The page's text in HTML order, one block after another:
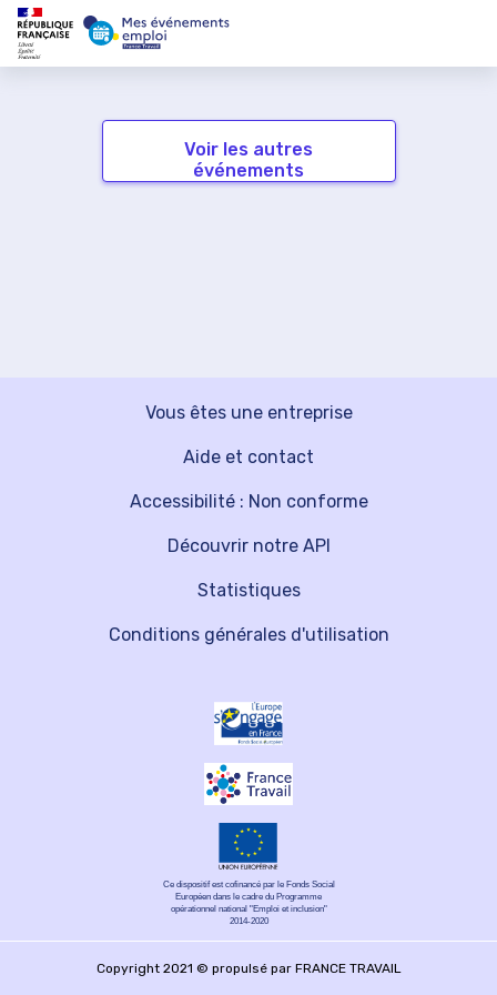
Voir les autres
événements
Vous êtes une entreprise
Découvrir notre API
Aide et contact
Statistiques
Accessibilité : Non conforme
Conditions générales d'utilisation
Ce dispositif est cofinancé par le Fonds Social
Européen dans le cadre du Programme
opérationnel national "Emploi et inclusion"
2014-2020
Copyright 2021 © propulsé par FRANCE TRAVAIL